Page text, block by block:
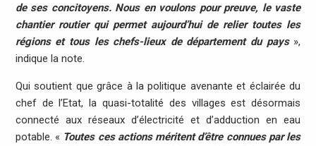
de ses concitoyens. Nous en voulons pour preuve, le vaste
chantier routier qui permet aujourd’hui de relier toutes les
régions et tous les chefs-lieux de département du pays»,
indique la note.
Qui soutient que grâce à la politique avenante et éclairée du
chef de l’Etat, la quasi-totalité des villages est désormais
connecté aux réseaux d’électricité et d’adduction en eau
potable. « Toutes ces actions méritent d’être connues par les